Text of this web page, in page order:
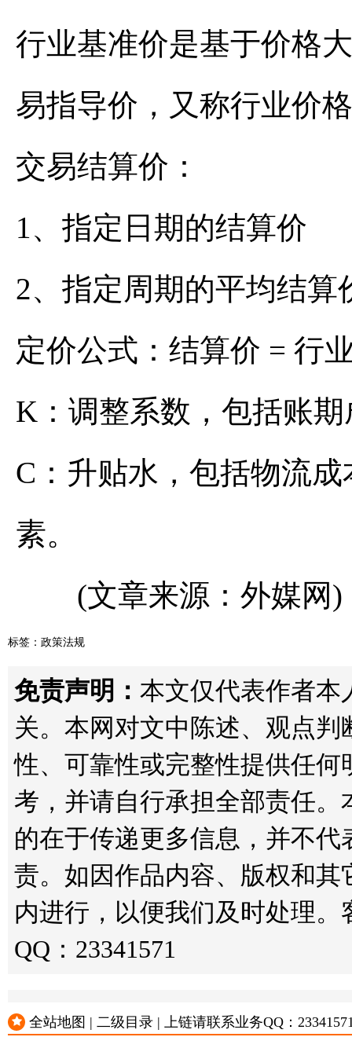
行业基准价是基于价格
易指导价，又称行业价
交易结算价：
1、指定日期的结算价
2、指定周期的平均结算
定价公式：结算价 = 行
K：调整系数，包括账
C：升贴水，包括物流
素。
(文章来源：外媒网)
标签： 政策法规
免责声明： 本文仅代表作者本
关。本网对文中陈述、观点
性、可靠性或完整性提供任
考，并请自行承担全部责任
的在于传递更多信息，并不
责。如因作品内容、版权和
内进行，以便我们及时处理。
QQ：23341571
全站地图 | 二级目录 | 上链请联系业务QQ：